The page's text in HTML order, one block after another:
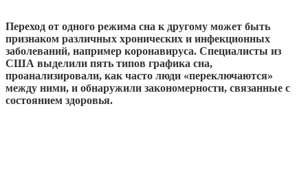
Переход от одного режима сна к другому может быть
признаком различных хронических и инфекционных
заболеваний, например коронавируса. Специалисты из
США выделили пять типов графика сна,
проанализировали, как часто люди «переключаются»
между ними, и обнаружили закономерности, связанные с
состоянием здоровья.